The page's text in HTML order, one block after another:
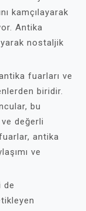
kamçılayarak
Antika
nostaljik
fuarları ve
biridir.
bu
değerli
antika
ve
de